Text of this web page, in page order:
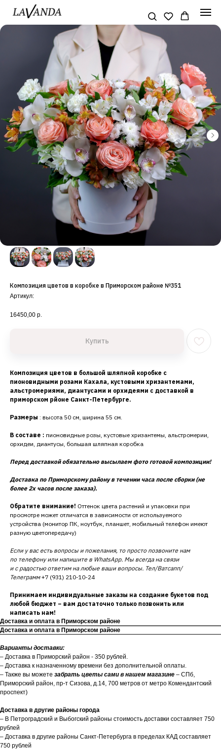
Композиция цветов в коробке в Приморском районе №351
Артикул:
16450,00 р.
Купить
Композиция цветов в большой шляпной коробке с
пионовидными розами Кахала, кустовыми хризантемами,
альстромериями, диантусами и орхидеями с доставкой в
приморском рйоне Санкт-Петербурге.
Размеры : высота 50 см, ширина 55 см.
В составе : пионовидные розы, кустовые хризантемы, альстромерии,
орхидеи, диантусы, большая шляпная коробка
Перед доставкой обязательно высылаем фото готовой композиции!
Доставка по Приморскому району в течении часа после сборки (не
более 2х часов после заказа).
Обратите внимание! Оттенок цвета растений и упаковки при
просмотре может отличатся в зависимости от используемого
устройства (монитор ПК, ноутбук, планшет, мобильный телефон имеют
разную цветопередачу)
Если у вас есть вопросы и пожелания, то просто позвоните нам
по телефону или напишите в WhatsApp. Мы всегда на связи
и с радостью ответим на любые ваши вопросы. Тел/Ватсапп/
Телеграмм+7 (931) 210-10-24
Принимаем индивидуальные заказы на создание букетов под
любой бюджет – вам достаточно только позвонить или
написать нам!
Доставка и оплата в Приморском районе
Доставка и оплата в Приморском районе
Варианты доставки:
– Доставка в Приморский район - 350 рублей.
– Доставка к назначенному времени без дополнительной оплаты.
– Также вы можете забрать цветы сами в нашем магазине – СПб,
Приморский район, пр-т Сизова, д.14, 700 метров от метро Комендантский
проспект)
Доставка в другие районы города
– В Петроградский и Выбогский районы стоимость доставки составляет 750
рублей
– Доставка в другие районы Санкт-Петербурга в пределах КАД составляет
750 рублей